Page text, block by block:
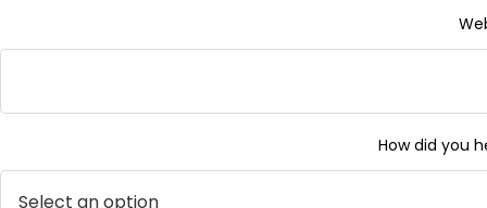
How did you